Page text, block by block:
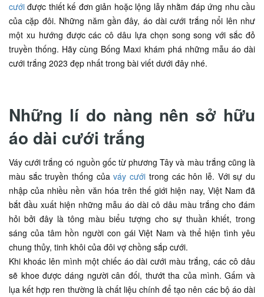
cưới được thiết kế đơn giản hoặc lộng lẫy nhằm đáp ứng nhu cầu
của cặp đôi. Những năm gần đây, áo dài cưới trắng nổi lên như
một xu hướng được các cô dâu lựa chọn song song với sắc đỏ
truyền thống. Hãy cùng Bống Maxi khám phá những mẫu áo dài
cưới trắng 2023 đẹp nhất trong bài viết dưới đây nhé.
Những lí do nàng nên sở hữu
áo dài cưới trắng
Váy cưới trắng có nguồn gốc từ phương Tây và màu trắng cũng là
màu sắc truyền thống củaváy cưới trong các hôn lễ. Với sự du
nhập của nhiều nền văn hóa trên thế giới hiện nay, Việt Nam đã
bắt đầu xuất hiện những mẫu áo dài cô dâu màu trắng cho đám
hỏi bởi đây là tông màu biểu tượng cho sự thuần khiết, trong
sáng của tâm hồn người con gái Việt Nam và thể hiện tình yêu
chung thủy, tinh khôi của đôi vợ chồng sắp cưới.
Khi khoác lên mình một chiếc áo dài cưới màu trắng, các cô dâu
sẽ khoe được dáng người cân đối, thướt tha của mình. Gấm và
lụa kết hợp ren thường là chất liệu chính để tạo nên các bộ áo dài